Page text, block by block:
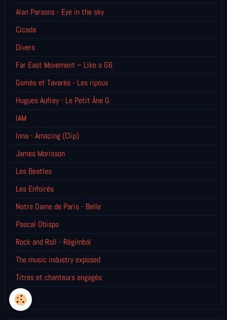
Alan Parsons - Eye in the sky
Cicada
Divers
Far East Movement – Like a G6
Gomès et Tavarès - Les ripoux
Hugues Aufrey - Le Petit Âne G
IAM
Inna - Amazing (Clip)
James Morisson
Les Beatles
Les Enfoirés
Notre Dame de Paris - Belle
Pascal Obispo
Rock and Roll - Régimbal
The music industry exposed
Titres et chanteurs engagés
U2